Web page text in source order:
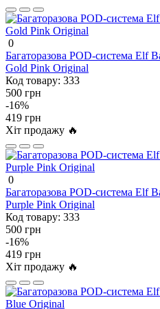
0
Багаторазова POD-система Elf
Gold Pink Original
Код товару: 333
500 грн
-16%
419 грн
Хіт продажу 🔥
0
Багаторазова POD-система Elf
Purple Pink Original
Код товару: 333
500 грн
-16%
419 грн
Хіт продажу 🔥